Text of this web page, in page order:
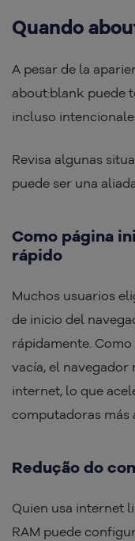
Quando
A pesar de la
about:blank puede
incluso
Revisa algunas
puede ser una
Como página
rápido
Muchos usuarios
de inicio del
rápidamente.
vacía, el navegador
internet, lo que
computadoras más
Redução do
Quien usa internet
RAM puede